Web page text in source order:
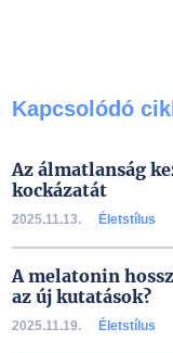
Kapcsolódó
Az álmatlanság
kockázatát
2025.11.13. Életstílus
A melatonin
az új kutatások?
2025.11.19. Életstílus